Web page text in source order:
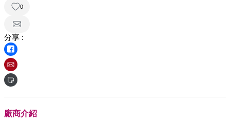
0
分享 :
廠商介紹